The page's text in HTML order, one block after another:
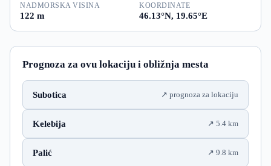
NADMORSKA VISINA
122 m
KOORDINATE
46.13°N, 19.65°E
Prognoza za ovu lokaciju i obližnja mesta
Subotica prognoza za lokaciju
Kelebija 5.4 km
Palić 9.8 km